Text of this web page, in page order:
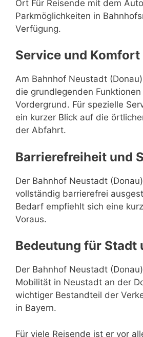
Ort Für Reisende mit dem
Parkmöglichkeiten in
Verfügung.
Service und Komfort
Am Bahnhof Neustadt
die grundlegenden
Vordergrund. Für spezielle
ein kurzer Blick auf die
der Abfahrt.
Barrierefreiheit und
Der Bahnhof Neustadt
vollständig barrierefrei
Bedarf empfiehlt sich eine
Voraus.
Bedeutung für Stadt
Der Bahnhof Neustadt
Mobilität in Neustadt an der
wichtiger Bestandteil der
in Bayern.
Für viele Reisende ist er vor